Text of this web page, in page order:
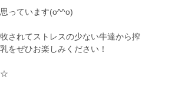
っています(o^^o)
されてストレスの少ない牛達から搾
をぜひお楽しみください！
☆